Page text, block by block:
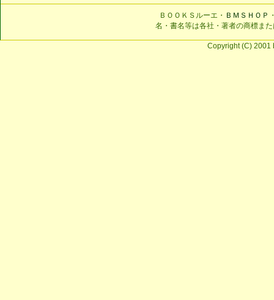
ＢＯＯＫＳルーエ・ ＢＭＳＨＯＰ
名・書名等は各社・著者の商標ま
Copyright (C) 2001